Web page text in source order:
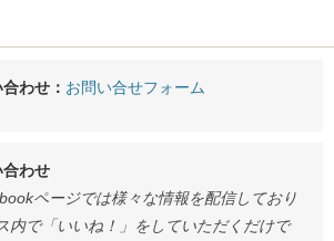
わせ： お問い合せフォーム
わせ
ページでは様々な情報を配信しており
内で「いいね！」をしていただくだけで